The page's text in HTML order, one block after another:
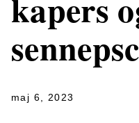
maj 6, 2023